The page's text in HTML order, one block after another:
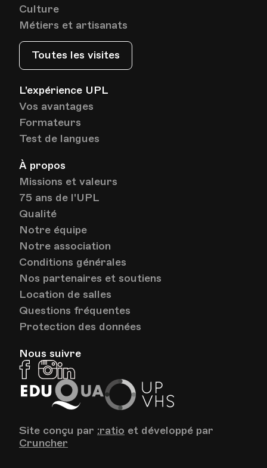
HEP - Haute Ecole Pédagogique
Av. de Cour 33
Lieu
HEP - Haute Ecole Pédagogique
1005, Lausanne
Av. de Cour 33
Date25.01.2027
Lieu
HEP - Haute Ecole Pédagogique
1005, Lausanne
Av. de Cour 33
Culture
Métiers et artisanats
Toutes les visites
L'expérience UPL
Vos avantages
Formateurs
Test de langues
À propos
Missions et valeurs
75 ans de l'UPL
Qualité
Notre équipe
Notre association
Conditions générales
Nos partenaires et soutiens
Location de salles
Questions fréquentes
Protection des données
Nous suivre
FacebookInstagram
EduQua
Site conçu par :ratio et développé par
Cruncher